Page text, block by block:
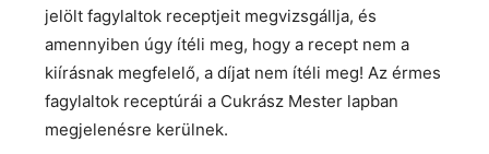
jelölt fagylaltok receptjeit megvizsgállja, és
amennyiben úgy ítéli meg, hogy a recept nem a
kiírásnak megfelelő, a díjat nem ítéli meg! Az érmes
fagylaltok receptúrái a Cukrász Mester lapban
megjelenésre kerülnek.